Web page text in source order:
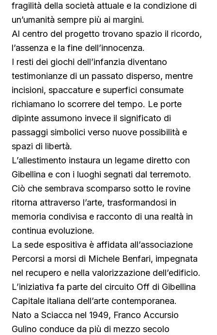
fragilità della società attuale e la condizione di
un’umanità sempre più ai margini.
Al centro del progetto trovano spazio il ricordo,
l’assenza e la fine dell’innocenza.
I resti dei giochi dell’infanzia diventano
testimonianze di un passato disperso, mentre
incisioni, spaccature e superfici consumate
richiamano lo scorrere del tempo. Le porte
dipinte assumono invece il significato di
passaggi simbolici verso nuove possibilità e
spazi di libertà.
L’allestimento instaura un legame diretto con
Gibellina e con i luoghi segnati dal terremoto.
Ciò che sembrava scomparso sotto le rovine
ritorna attraverso l’arte, trasformandosi in
memoria condivisa e racconto di una realtà in
continua evoluzione.
La sede espositiva è affidata all’associazione
Percorsi a morsi di Michele Benfari, impegnata
nel recupero e nella valorizzazione dell’edificio.
L’iniziativa fa parte del circuito Off di Gibellina
Capitale italiana dell’arte contemporanea.
Nato a Sciacca nel 1949, Franco Accursio
Gulino conduce da più di mezzo secolo